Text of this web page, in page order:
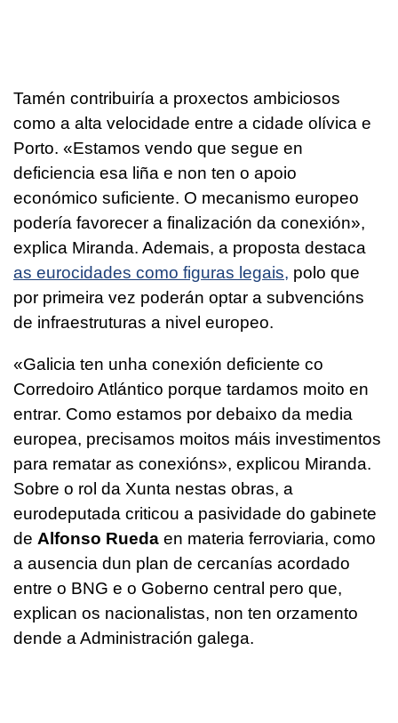
Tamén contribuiría a proxectos ambiciosos
como a alta velocidade entre a cidade olívica e
Porto. «Estamos vendo que segue en
deficiencia esa liña e non ten o apoio
económico suficiente. O mecanismo europeo
podería favorecer a finalización da conexión»,
explica Miranda. Ademais, a proposta destaca
as eurocidades como figuras legais, polo que
por primeira vez poderán optar a subvencións
de infraestruturas a nivel europeo.
«Galicia ten unha conexión deficiente co
Corredoiro Atlántico porque tardamos moito en
entrar. Como estamos por debaixo da media
europea, precisamos moitos máis investimentos
para rematar as conexións», explicou Miranda.
Sobre o rol da Xunta nestas obras, a
eurodeputada criticou a pasividade do gabinete
de Alfonso Rueda en materia ferroviaria, como
a ausencia dun plan de cercanías acordado
entre o BNG e o Goberno central pero que,
explican os nacionalistas, non ten orzamento
dende a Administración galega.